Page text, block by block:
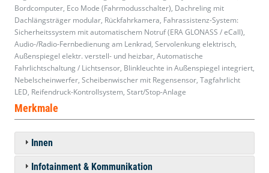
Bordcomputer, Eco Mode (Fahrmodusschalter), Dachreling mit
Dachlängsträger modular, Rückfahrkamera, Fahrassistenz-System:
Sicherheitssystem mit automatischem Notruf (ERA GLONASS / eCall),
Audio-/Radio-Fernbedienung am Lenkrad, Servolenkung elektrisch,
Außenspiegel elektr. verstell- und heizbar, Automatische
Fahrlichtschaltung / Lichtsensor, Blinkleuchte in Außenspiegel integriert,
Nebelscheinwerfer, Scheibenwischer mit Regensensor, Tagfahrlicht
LED, Reifendruck-Kontrollsystem, Start/Stop-Anlage
Merkmale
Innen
Infotainment & Kommunikation